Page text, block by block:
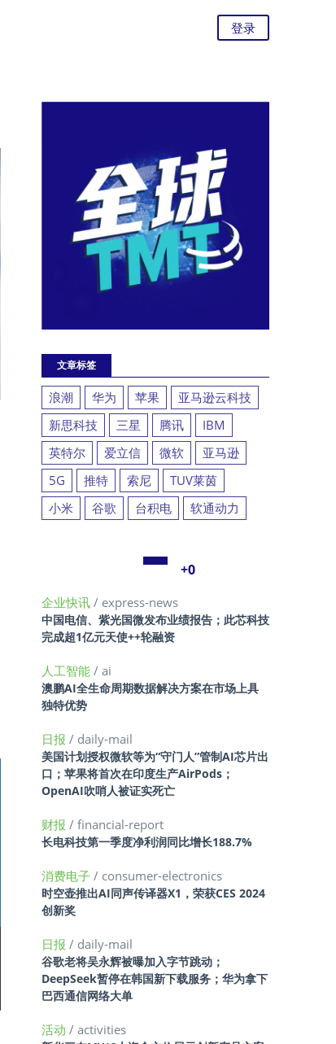
登录
文章标签
浪潮 华为 苹果
亚马逊云科技
新思科技
三星 腾讯
IBM
英特尔
爱立信 微软
亚马逊
5G
推特 索尼
TUV莱茵
小米
谷歌 台积电 软通动力
+0
企业快讯 / express-news
中国电信、紫光国微发布业绩报告；此芯科技
完成超1亿元天使++轮融资
人工智能 / ai
澳鹏AI全生命周期数据解决方案在市场上具
独特优势
日报 / daily-mail
美国计划授权微软等为“守门人”管制AI芯片出
口；苹果将首次在印度生产AirPods；
OpenAI吹哨人被证实死亡
财报 / financial-report
长电科技第一季度净利润同比增长188.7%
消费电子 / consumer-electronics
时空壶推出AI同声传译器X1，荣获CES 2024
创新奖
日报 / daily-mail
谷歌老将吴永辉被曝加入字节跳动；
DeepSeek暂停在韩国新下载服务；华为拿下
巴西通信网络大单
活动 / activities